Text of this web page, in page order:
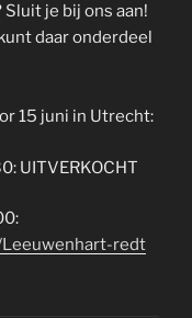
je bij ons aan!
daar onderdeel
15 juni in Utrecht:
UITVERKOCHT
redt